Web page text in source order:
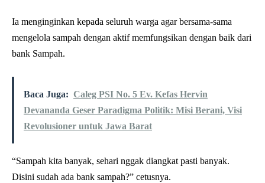
Ia menginginkan kepada seluruh warga agar bersama-sama
mengelola sampah dengan aktif memfungsikan dengan baik dari
bank Sampah.
Baca Juga: Caleg PSI No. 5 Ev. Kefas Hervin
Devananda Geser Paradigma Politik: Misi Berani, Visi
Revolusioner untuk Jawa Barat
“Sampah kita banyak, sehari nggak diangkat pasti banyak.
Disini sudah ada bank sampah?” cetusnya.